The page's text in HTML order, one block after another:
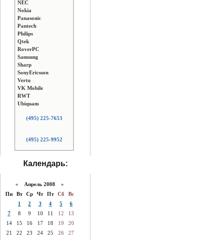
NEC
Nokia
Panasonic
Pantech
Philips
Qtek
RoverPC
Samsung
Sharp
SonyEricsson
Vertu
VK Mobile
RWT
Ubiquam
(495) 225-7653
(495) 225-9952
Календарь:
« Апрель 2008 »
Пн
Вт Ср Чт Пт Сб
Вс
1
2 3 4 5
6
7
8 9 10 11 12
13
14
15 16 17 18 19
20
21
22 23 24 25 26
27